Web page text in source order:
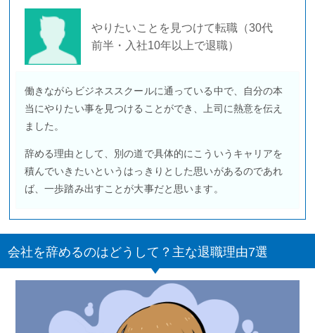
やりたいことを見つけて転職（30代
前半・入社10年以上で退職）
働きながらビジネススクールに通っている中で、自分の本
当にやりたい事を見つけることができ、上司に熱意を伝え
ました。
辞める理由として、別の道で具体的にこういうキャリアを
積んでいきたいというはっきりとした思いがあるのであれ
ば、一歩踏み出すことが大事だと思います。
会社を辞めるのはどうして？主な退職理由7選